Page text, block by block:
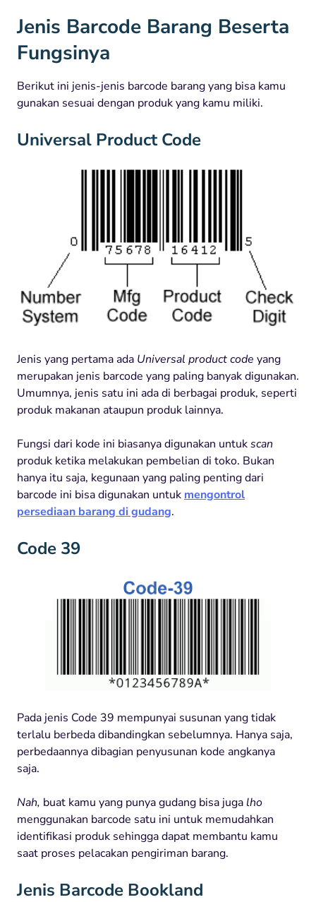
Jenis Barcode Barang Beserta
Fungsinya
Berikut ini jenis-jenis barcode barang yang bisa kamu
gunakan sesuai dengan produk yang kamu miliki.
Universal Product Code
Jenis yang pertama ada Universal product code yang
merupakan jenis barcode yang paling banyak digunakan.
Umumnya, jenis satu ini ada di berbagai produk, seperti
produk makanan ataupun produk lainnya.
Fungsi dari kode ini biasanya digunakan untukscan
produk ketika melakukan pembelian di toko. Bukan
hanya itu saja, kegunaan yang paling penting dari
barcode ini bisa digunakan untuk mengontrol
persediaan barang di gudang.
Code 39
Pada jenis Code 39 mempunyai susunan yang tidak
terlalu berbeda dibandingkan sebelumnya. Hanya saja,
perbedaannya dibagian penyusunan kode angkanya
saja.
Nah, buat kamu yang punya gudang bisa juga lho
menggunakan barcode satu ini untuk memudahkan
identifikasi produk sehingga dapat membantu kamu
saat proses pelacakan pengiriman barang.
Jenis Barcode Bookland